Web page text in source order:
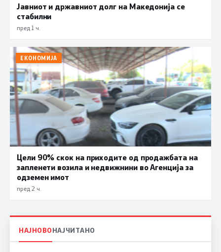
Јавниот и државниот долг на Македонија се
стабилни
пред 1 ч.
ЕКОНОМИЈА
Цели 90% скок на приходите од продажбата на
запленети возила и недвижнини во Агенција за
одземен имот
пред 2 ч.
НАЈНОВОНАЈЧИТАНО